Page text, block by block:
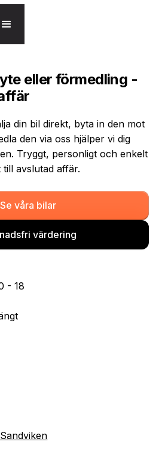
eller förmedling -
din bil direkt, byta in den mot
den via oss hjälper vi dig
Tryggt, personligt och enkelt
avslutad affär.
Se våra bilar
värdering
- 18